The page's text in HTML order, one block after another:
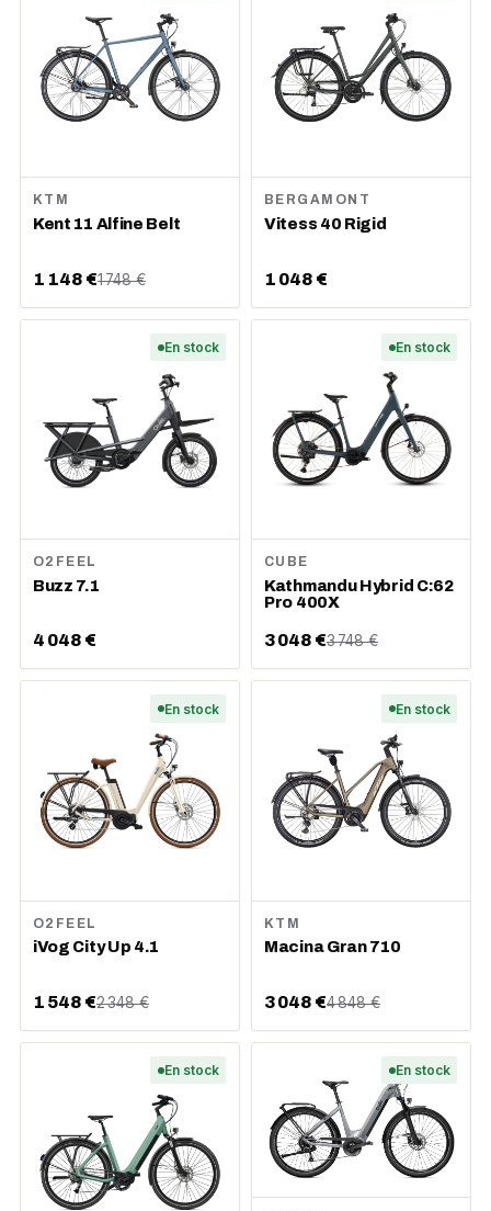
KTM
Kent 11 Alfine Belt
1 148 €1 748 €
BERGAMONT
Vitess 40 Rigid
1 048 €
En stock
O2FEEL
Buzz 7.1
4 048 €
En stock
CUBE
Kathmandu Hybrid C:62
Pro 400X
3 048 €3 748 €
En stock
O2FEEL
iVog City Up 4.1
1 548 €2 348 €
En stock
KTM
Macina Gran 710
3 048 €4 848 €
En stock En stock